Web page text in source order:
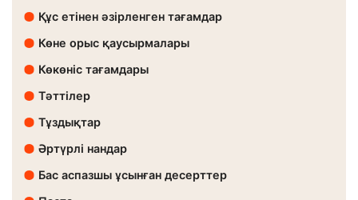
Құс етінен әзірленген тағамдар
Көне орыс қаусырмалары
Көкөніс тағамдары
Тәттілер
Тұздықтар
Әртүрлі нандар
Бас аспазшы ұсынған десерттер